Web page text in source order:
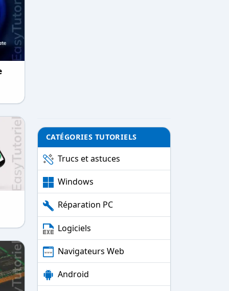
CATÉGORIES TUTORIELS
Trucs et astuces
Windows
Réparation PC
Logiciels
Navigateurs Web
Android